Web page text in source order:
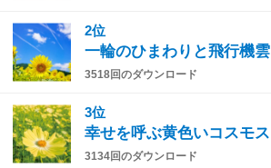
2位
一輪のひまわりと飛行機雲
3518回のダウンロード
3位
幸せを呼ぶ黄色いコスモス
3134回のダウンロード